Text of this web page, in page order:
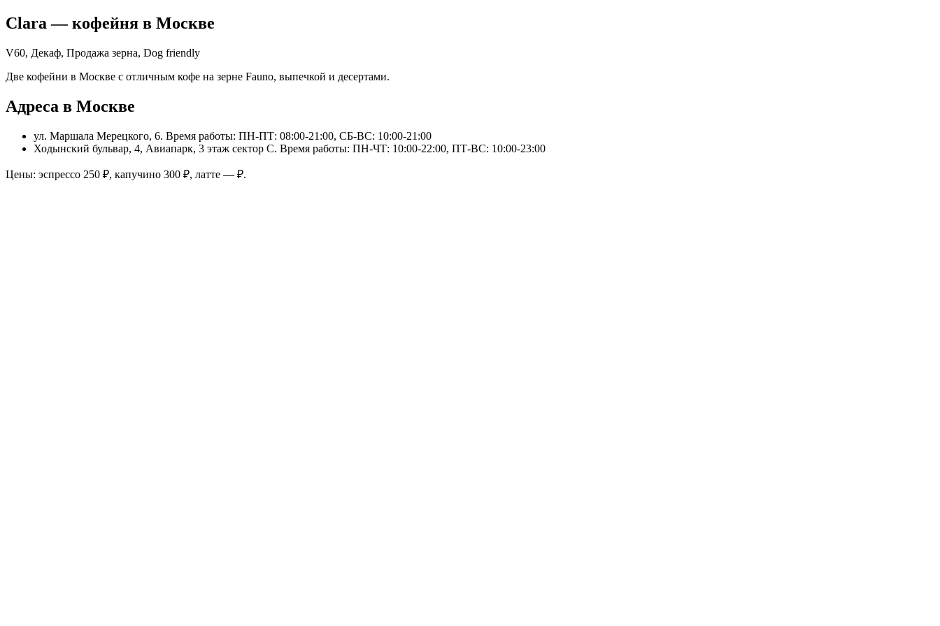
Clara — кофейня в Москве
V60, Декаф, Продажа зерна, Dog friendly
Две кофейни в Москве с отличным кофе на зерне Fauno, выпечкой и десертами.
Адреса в Москве
ул. Маршала Мерецкого, 6. Время работы: ПН-ПТ: 08:00-21:00, СБ-ВС: 10:00-21:00
Ходынский бульвар, 4, Авиапарк, 3 этаж сектор С. Время работы: ПН-ЧТ: 10:00-22:00, ПТ-ВС: 10:00-23:00
Цены: эспрессо 250 ₽, капучино 300 ₽, латте — ₽.